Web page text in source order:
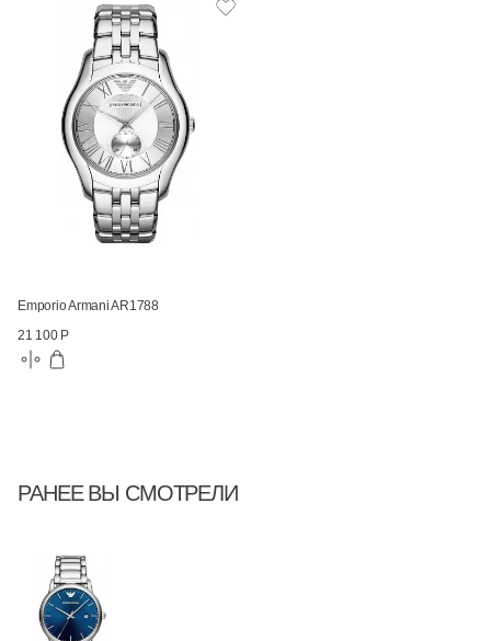
Emporio Armani AR1788
21 100 Р
РАНЕЕ ВЫ СМОТРЕЛИ